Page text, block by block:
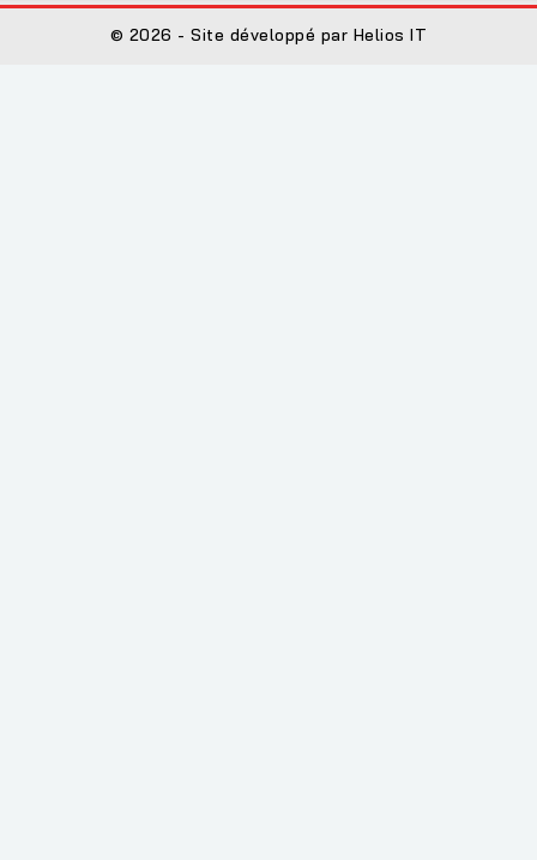
© 2026 - Site développé par Helios IT